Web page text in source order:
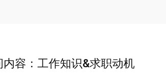
容：工作知识&求职动机